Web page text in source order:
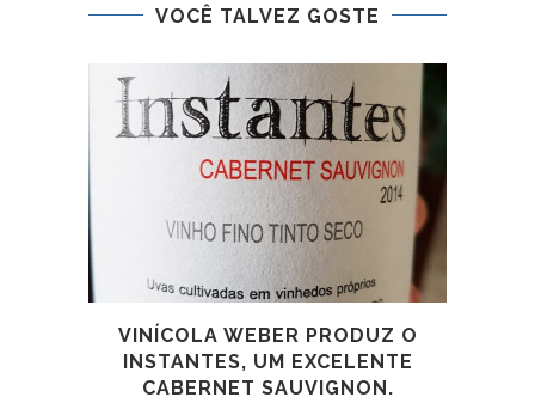
VOCÊ TALVEZ GOSTE
VINÍCOLA WEBER PRODUZ O
INSTANTES, UM EXCELENTE
CABERNET SAUVIGNON.